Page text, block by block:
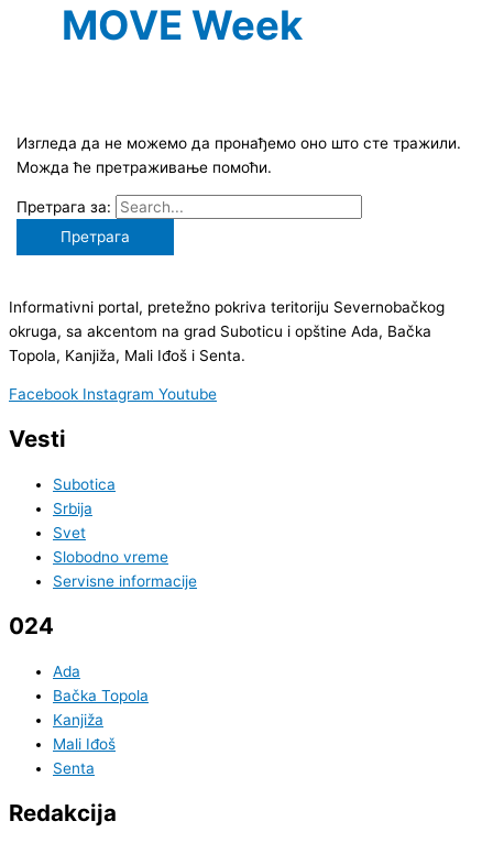
MOVE Week
Изгледа да не можемо да пронађемо оно што сте тражили.
Можда ће претраживање помоћи.
Претрага за:
Informativni portal, pretežno pokriva teritoriju Severnobačkog
okruga, sa akcentom na grad Suboticu i opštine Ada, Bačka
Topola, Kanjiža, Mali Iđoš i Senta.
Facebook Instagram Youtube
Vesti
Subotica
Srbija
Svet
Slobodno vreme
Servisne informacije
024
Ada
Bačka Topola
Kanjiža
Mali Iđoš
Senta
Redakcija